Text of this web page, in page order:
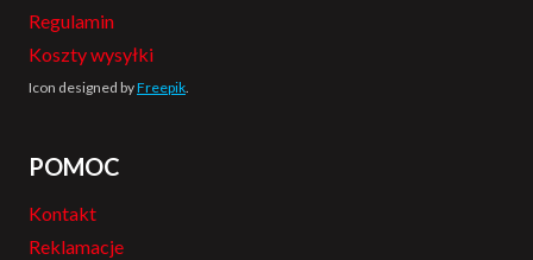
Regulamin
Koszty wysyłki
Icon designed byFreepik.
POMOC
Kontakt
Reklamacje